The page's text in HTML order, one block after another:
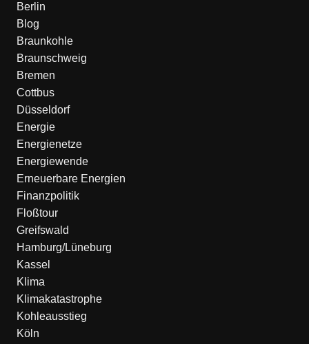
Berlin
Blog
Braunkohle
Braunschweig
Bremen
Cottbus
Düsseldorf
Energie
Energienetze
Energiewende
Erneuerbare Energien
Finanzpolitik
Floßtour
Greifswald
Hamburg/Lüneburg
Kassel
Klima
Klimakatastrophe
Kohleausstieg
Köln